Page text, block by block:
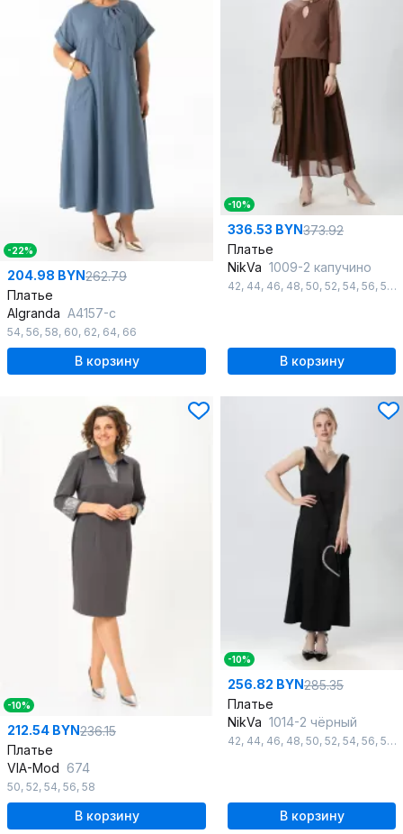
-22%
204.98 BYN262.79
Платье
Algranda А4157-с
54, 56, 58, 60, 62, 64, 66
В корзину
-10%
336.53 BYN373.92
Платье
NikVa 1009-2 капучино
42, 44, 46, 48, 50, 52, 54, 56, 58 ,
В корзину
-10%
212.54 BYN236.15
Платье
VIA-Mod 674
50, 52, 54, 56, 58
В корзину
-10%
256.82 BYN285.35
Платье
NikVa 1014-2 чёрный
42, 44, 46, 48, 50, 52, 54, 56, 58 ,
В корзину